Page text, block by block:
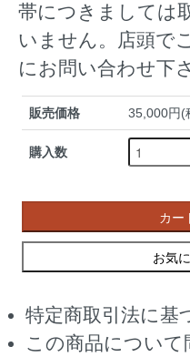
帯につきましては
いません。店頭で
にお問い合わせ下
販売価格 35,000円(
購入数
カー
お気
特定商取引法に基
この商品について